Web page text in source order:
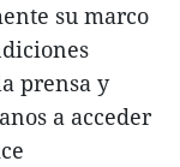
su marco
prensa y
a acceder